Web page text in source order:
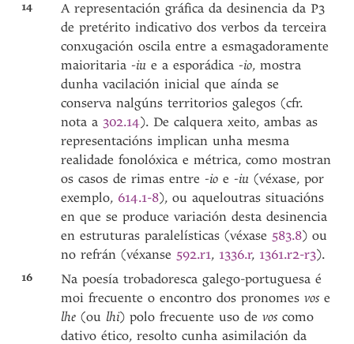
14
A representación gráfica da desinencia da P3
de pretérito indicativo dos verbos da terceira
conxugación oscila entre a esmagadoramente
maioritaria -iue a esporádica -io, mostra
dunha vacilación inicial que aínda se
conserva nalgúns territorios galegos (cfr.
nota a 302.14). De calquera xeito, ambas as
representacións implican unha mesma
realidade fonolóxica e métrica, como mostran
os casos de rimas entre -io e -iu (véxase, por
exemplo, 614.1-8), ou aqueloutras situacións
en que se produce variación desta desinencia
en estruturas paralelísticas (véxase 583.8) ou
no refrán (véxanse 592.r1, 1336.r, 1361.r2-r3).
16
Na poesía trobadoresca galego-portuguesa é
moi frecuente o encontro dos pronomesvose
lhe (ou lhi) polo frecuente uso devos como
dativo ético, resolto cunha asimilación da